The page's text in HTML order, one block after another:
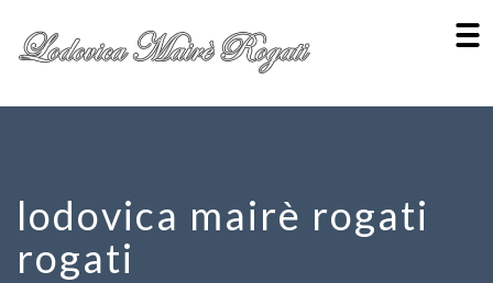
lodovica mairè rogati
rogati